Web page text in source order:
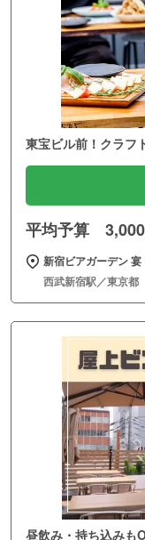
東宝ビル前！クラフ
平均予算
新宿ビアガーデン
西武新宿駅／東京都
昼飲み・持ち込みも